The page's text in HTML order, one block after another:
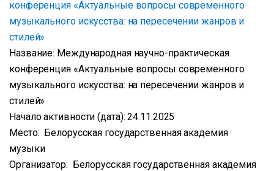
конференция «Актуальные вопросы современного
музыкального искусства: на пересечении жанров и
стилей»
Название: Международная научно-практическая
конференция «Актуальные вопросы современного
музыкального искусства: на пересечении жанров и
стилей»
Начало активности (дата): 24.11.2025
Место: Белорусская государственная академия
музыки
Организатор: Белорусская государственная академия